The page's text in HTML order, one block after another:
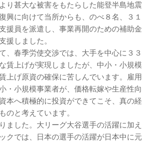
り甚大な被害をもたらした能登半島地震
興に向けて当所からも、のべ８名、３１
援員を派遣し、事業再開のための補助金
援しました。
、春季労使交渉では、大手を中心に３３
賃上げが実現しましたが、中小・小規模
上げ原資の確保に苦しんでいます。雇用
・小規模事業者が、価格転嫁や生産性向
本へ積極的に投資ができてこそ、真の経
のと考えています。
ました。大リーグ大谷選手の活躍に加え
クでは、日本の選手の活躍が日本中に元